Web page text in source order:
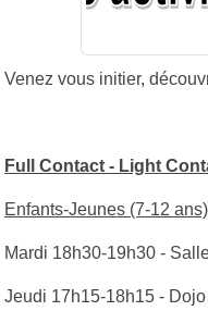
Venez vous initier,
Full Contact - Light
Enfants-Jeunes (7-12 ans)
Mardi 18h30-19h30 -
Jeudi 17h15-18h15 - Dojo